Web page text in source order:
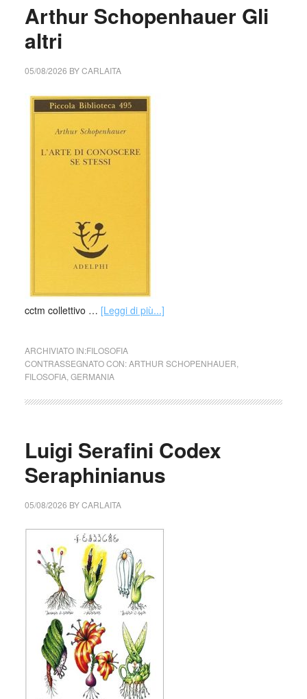
Arthur Schopenhauer Gli
altri
05/08/2026 BYCARLAITA
cctm collettivo … [Leggi di più...]
ARCHIVIATO IN:FILOSOFIA
CONTRASSEGNATO CON:ARTHUR SCHOPENHAUER
FILOSOFIA, GERMANIA
Luigi Serafini Codex
Seraphinianus
05/08/2026 BYCARLAITA